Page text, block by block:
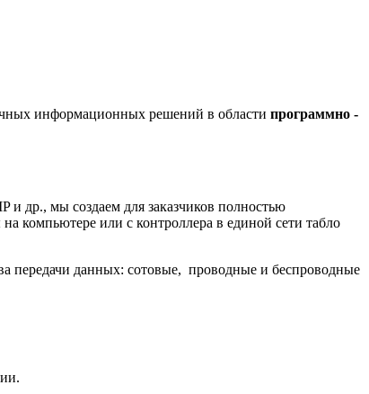
информационных решений в области программно -
др., мы создаем для заказчиков полностью
компьютере или с контроллера в единой сети табло
передачи данных: сотовые, проводные и беспроводные